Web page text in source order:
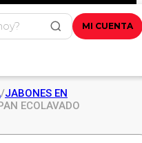
MI CUENTA
/JABONES EN
ECOLAVADO